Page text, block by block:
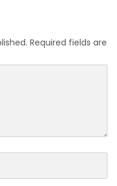
Required fields are